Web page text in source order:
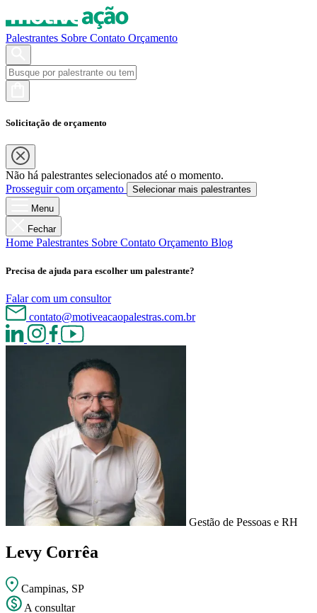
Palestrantes Sobre Contato Orçamento
Solicitação de orçamento
Não há palestrantes selecionados até o momento.
Prosseguir com orçamento
Selecionar mais palestrantes
Menu
Fechar
Home Palestrantes Sobre Contato Orçamento Blog
Precisa de ajuda para escolher um palestrante?
Falar com um consultor
contato@motiveacaopalestras.com.br
Gestão de Pessoas e RH
Levy Corrêa
Campinas, SP
A consultar